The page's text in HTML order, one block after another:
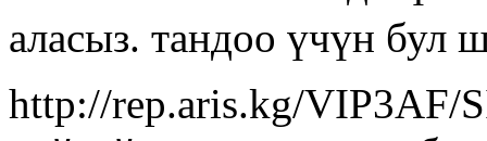
аласыз. тандоо үчүн бул
http://rep.aris.kg/VIP3AF/